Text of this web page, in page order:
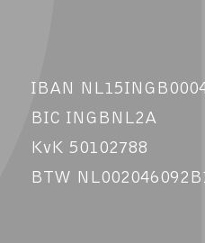
IBAN
BIC INGBNL2A
KvK 50102788
BTW